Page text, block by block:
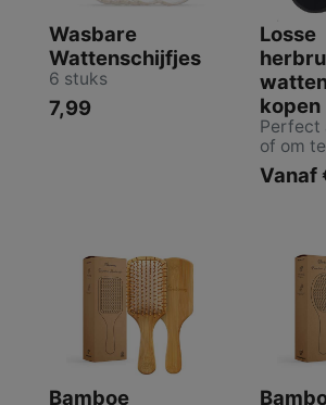
Wasbare
Wattenschijfjes
6 stuks
7,99
Losse
kopen
Perfect
of om
Vanaf
Bamboe